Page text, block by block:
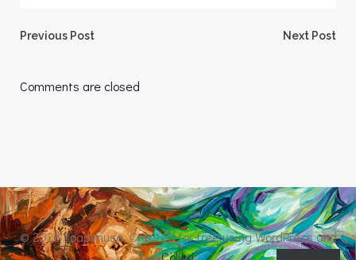
Post
navigation
Previous Post Next Post
Comments are closed
© 2026 soap muse. Created for free using WordPress and
Colibri